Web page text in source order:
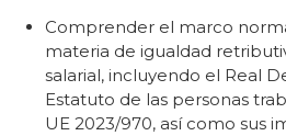
Comprender el marco
materia de igualdad
salarial, incluyendo el Real
Estatuto de las personas
UE 2023/970, así como sus